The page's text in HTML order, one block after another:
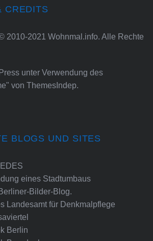
CREDITS
2010-2021 Wohnmal.info. Alle Rechte
unter Verwendung des
von ThemesIndep.
BLOGS UND SITES
eines Stadtumbaus
Bilder-Blog.
Landesamt für Denkmalpflege
Berlin